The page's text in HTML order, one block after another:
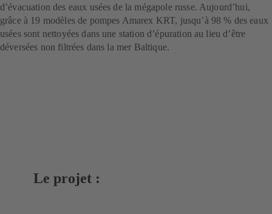
d’évacuation des eaux usées de la mégapole russe. Aujourd’hui,
grâce à 19 modèles de pompes Amarex KRT, jusqu’à 98 % des eaux
usées sont nettoyées dans une station d’épuration au lieu d’être
déversées non filtrées dans la mer Baltique.
Le projet :